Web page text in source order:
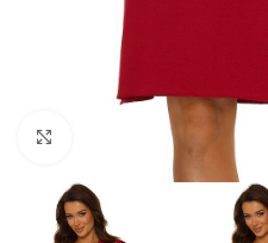
Click to enlarge